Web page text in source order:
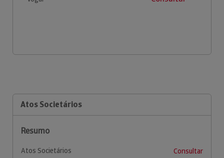
Atos Societários
Resumo
Atos Societários
Consultar